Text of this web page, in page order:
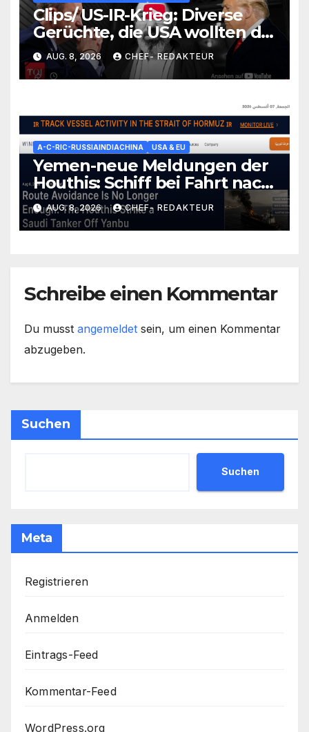
Clips/ US-IR-Krieg: Diverse
Gerüchte, die USA wollten die
Lage irgendwie einfrieren
(wüssten aber nicht wie)/
+mehr
AUG. 8, 2026 CHEF- REDAKTEUR
A-C-RIC-RUSSIAINDIACHINA USA & EU
Yemen-neue Meldungen der
Houthis: Schiff bei Fahrt nach
Saudi-Yanbu-Angegriffen/
+mehr
AUG. 8, 2026 CHEF- REDAKTEUR
Schreibe einen Kommentar
Du musst angemeldet sein, um einen Kommentar
abzugeben.
Suchen
Suchen
Meta
Registrieren
Anmelden
Eintrags-Feed
Kommentar-Feed
WordPress.org